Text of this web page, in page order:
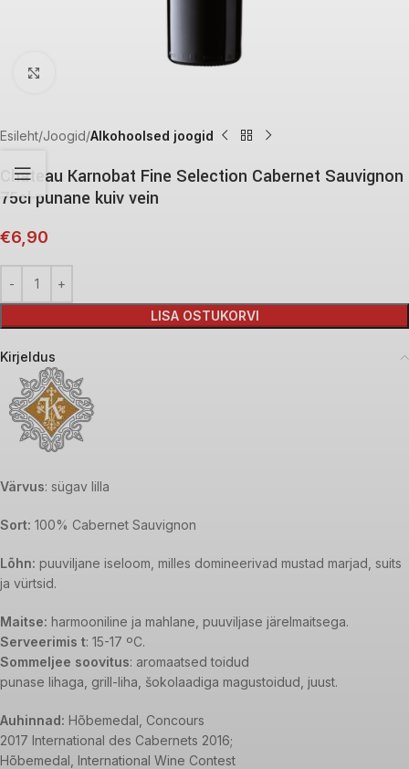
Esileht Joogid Alkohoolsed joogid
Chateau Karnobat Fine Selection Cabernet Sauvignon
75cl punane kuiv vein
€6,90
LISA OSTUKORVI
Kirjeldus
Värvus: sügav lilla
Sort: 100% Cabernet Sauvignon
Lõhn: puuviljane iseloom, milles domineerivad mustad marjad, suits
ja vürtsid.
Maitse: harmooniline ja mahlane, puuviljase järelmaitsega.
Serveerimis t: 15-17 ºC.
Sommeljee soovitus: aromaatsed toidud
punase lihaga, grill-liha, šokolaadiga magustoidud, juust.
Auhinnad: Hõbemedal, Concours
2017 International des Cabernets 2016;
Hõbemedal, International Wine Contest